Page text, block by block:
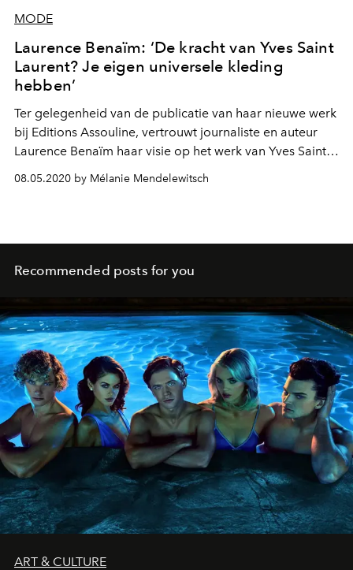
MODE
Laurence Benaïm: ‘De kracht van Yves Saint
Laurent? Je eigen universele kleding
hebben’
Ter gelegenheid van de publicatie van haar nieuwe werk
bij Editions Assouline, vertrouwt journaliste en auteur
Laurence Benaïm haar visie op het werk van Yves Saint
08.05.2020 by Mélanie Mendelewitsch
Recommended posts for you
ART & CULTURE